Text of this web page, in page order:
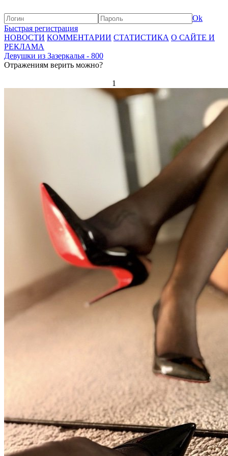
Ok
Быстрая регистрация
НОВОСТИ КОММЕНТАРИИ СТАТИСТИКА О САЙТЕ И
РЕКЛАМА
Девушки из Зазеркалья - 800
Отражениям верить можно?
1